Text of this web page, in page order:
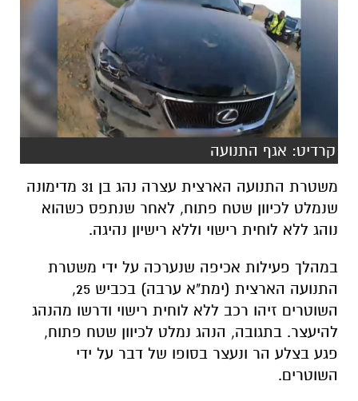
קרדיט: אגף התנועה
משטרת התנועה הארצית עצרה נהג בן 31 מדימונה
שנמלט לכיוון שטח פתוח, לאחר שנתפס כשהוא
נוהג ללא לוחית רישוי וללא רישיון נהיגה.
במהלך פעילות אכיפה שנערכה על ידי משטרת
התנועה הארצית (ימת"א ערבה) בכביש 25,
השוטרים זיהו רכב ללא לוחית רישוי ודרשו מהנהג
להיעצר. בתגובה, הנהג נמלט לכיוון שטח פתוח,
פגע בצלע הר ונעצר בסופו של דבר על ידי
השוטרים.